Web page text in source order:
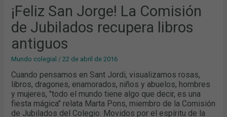
¡Feliz San Jorge! La Comisión
de Jubilados recupera libros
antiguos
Mundo colegial /22 de abril de 2016
Cuando pensamos en Sant Jordi, visualizamos rosas,
libros, dragones, enamorados, niños y abuelos, hombres
y mujeres, "todo el mundo tiene algo que decir, es una
fiesta mágica" relata Marta Pons, miembro de la Comisión
de Jubilados del Colegio. Movidos por el espíritu de la
LIBROS
ANTIGUOS